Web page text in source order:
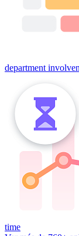
department
time